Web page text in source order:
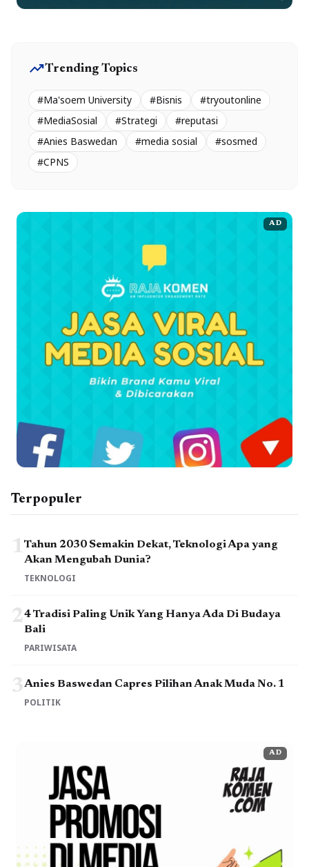
trending_upTrending Topics
#Ma'soem University #Bisnis
#tryoutonline
#MediaSosial
#Strategi
#reputasi
#Anies Baswedan
#media sosial
#sosmed
#CPNS
AD
Terpopuler
1Tahun 2030 Semakin Dekat, Teknologi Apa yang
Akan Mengubah Dunia?
TEKNOLOGI
24 Tradisi Paling Unik Yang Hanya Ada Di Budaya
Bali
PARIWISATA
3Anies Baswedan Capres Pilihan Anak Muda No. 1
POLITIK
AD